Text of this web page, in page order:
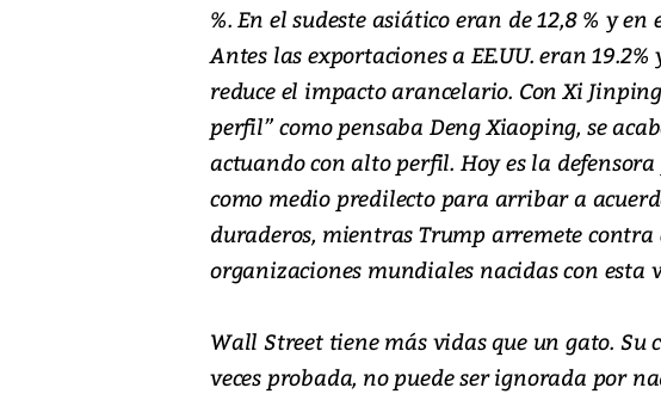
%. En el sudeste asiático eran de 12,8 % y
Antes las exportaciones a EE.UU. eran 19.2%
reduce el impacto arancelario. Con Xi
perfil” como pensaba Deng Xiaoping, se
actuando con alto perfil. Hoy es la
como medio predilecto para arribar a
duraderos, mientras Trump arremete contra
organizaciones mundiales nacidas con esta
Wall Street tiene más vidas que un gato. Su
veces probada, no puede ser ignorada por